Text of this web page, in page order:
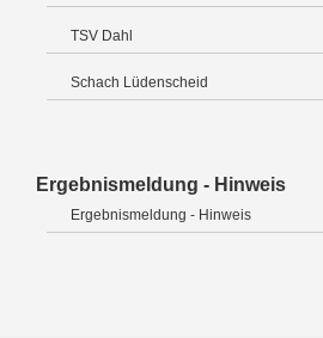
TSV Dahl
Schach Lüdenscheid
Ergebnismeldung - Hinweis
Ergebnismeldung - Hinweis